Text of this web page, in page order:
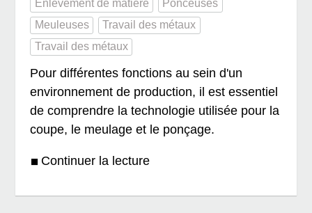
Enlèvement de matière
Ponceuses
Meuleuses
Travail des métaux
Travail des métaux
Pour différentes fonctions au sein d'un
environnement de production, il est essentiel
de comprendre la technologie utilisée pour la
coupe, le meulage et le ponçage.
Continuer la lecture